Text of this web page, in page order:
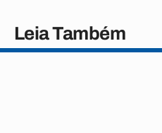
Leia Também